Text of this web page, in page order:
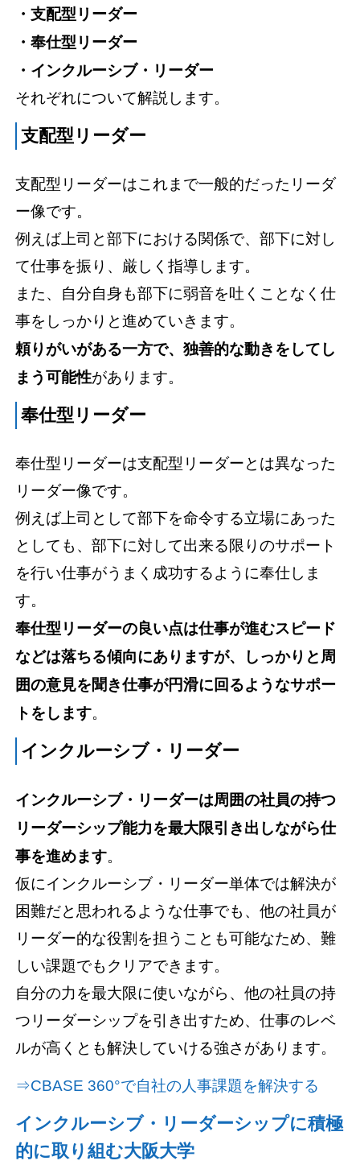
・支配型リーダー
・奉仕型リーダー
・インクルーシブ・リーダー
それぞれについて解説します。
支配型リーダー
支配型リーダーはこれまで一般的だったリーダ
ー像です。
例えば上司と部下における関係で、部下に対し
て仕事を振り、厳しく指導します。
また、自分自身も部下に弱音を吐くことなく仕
事をしっかりと進めていきます。
頼りがいがある一方で、独善的な動きをしてし
まう可能性があります。
奉仕型リーダー
奉仕型リーダーは支配型リーダーとは異なった
リーダー像です。
例えば上司として部下を命令する立場にあった
としても、部下に対して出来る限りのサポート
を行い仕事がうまく成功するように奉仕しま
す。
奉仕型リーダーの良い点は仕事が進むスピード
などは落ちる傾向にありますが、しっかりと周
囲の意見を聞き仕事が円滑に回るようなサポー
トをします。
インクルーシブ・リーダー
インクルーシブ・リーダーは周囲の社員の持つ
リーダーシップ能力を最大限引き出しながら仕
事を進めます。
仮にインクルーシブ・リーダー単体では解決が
困難だと思われるような仕事でも、他の社員が
リーダー的な役割を担うことも可能なため、難
しい課題でもクリアできます。
自分の力を最大限に使いながら、他の社員の持
つリーダーシップを引き出すため、仕事のレベ
ルが高くとも解決していける強さがあります。
⇒CBASE 360°で自社の人事課題を解決する
インクルーシブ・リーダーシップに積極
的に取り組む大阪大学